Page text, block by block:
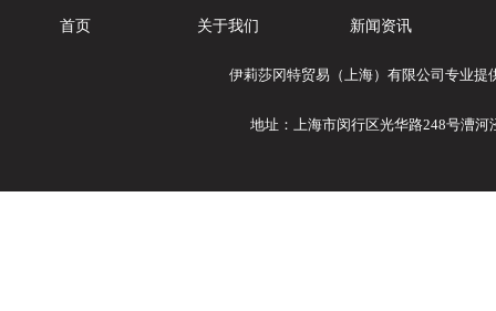
首页 关于我们 新闻资讯
伊莉莎冈特贸易（上海）有限公司专业提
地址：上海市闵行区光华路248号漕